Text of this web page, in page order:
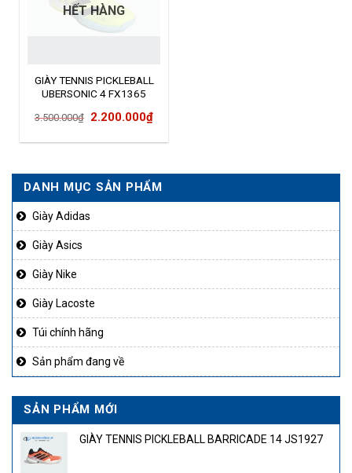
HẾT HÀNG
GIÀY TENNIS PICKLEBALL
UBERSONIC 4 FX1365
3.500.000₫ Giá
3.500.000₫.
2.200.000₫Giá
là:
2.200.000₫.
DANH MỤC SẢN PHẨM
Giày Adidas
Giày Asics
Giày Nike
Giày Lacoste
Túi chính hãng
Sản phẩm đang về
SẢN PHẨM MỚI
GIÀY TENNIS PICKLEBALL BARRICADE 14 JS1927